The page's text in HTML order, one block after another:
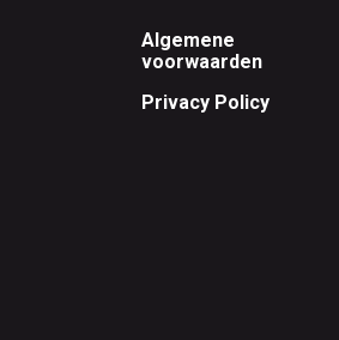
Footer
Algemene
voorwaarden
Privacy Policy